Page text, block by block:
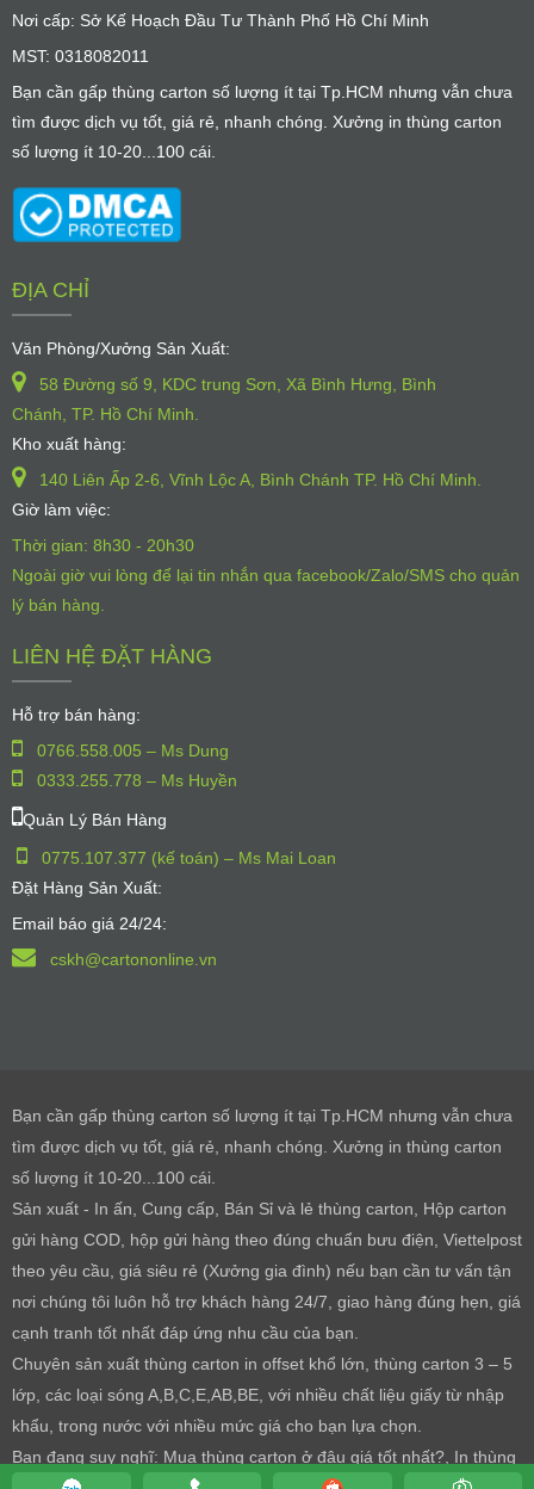
Nơi cấp: Sở Kế Hoạch Đầu Tư Thành Phố Hồ Chí Minh
MST: 0318082011
Bạn cần gấp thùng carton số lượng ít tại Tp.HCM nhưng vẫn chưa
tìm được dịch vụ tốt, giá rẻ, nhanh chóng. Xưởng in thùng carton
số lượng ít 10-20...100 cái.
ĐỊA CHỈ
Văn Phòng/Xưởng Sản Xuất:
58 Đường số 9, KDC trung Sơn, Xã Bình Hưng, Bình
Chánh, TP. Hồ Chí Minh.
Kho xuất hàng:
140 Liên Ấp 2-6, Vĩnh Lộc A, Bình Chánh TP. Hồ Chí Minh.
Giờ làm việc:
Thời gian: 8h30 - 20h30
Ngoài giờ vui lòng để lại tin nhắn qua facebook/Zalo/SMS cho quản
lý bán hàng.
LIÊN HỆ ĐẶT HÀNG
Hỗ trợ bán hàng:
0766.558.005 – Ms Dung
0333.255.778 – Ms Huyền
Quản Lý Bán Hàng
0775.107.377 (kế toán) – Ms Mai Loan
Đặt Hàng Sản Xuất:
Email báo giá 24/24:
cskh@cartononline.vn
Bạn cần gấp thùng carton số lượng ít tại Tp.HCM nhưng vẫn chưa
tìm được dịch vụ tốt, giá rẻ, nhanh chóng. Xưởng in thùng carton
số lượng ít 10-20...100 cái.
Sản xuất - In ấn, Cung cấp, Bán Sỉ và lẻ thùng carton, Hộp carton
gửi hàng COD, hộp gửi hàng theo đúng chuẩn bưu điện, Viettelpost
theo yêu cầu, giá siêu rẻ (Xưởng gia đình) nếu bạn cần tư vấn tận
nơi chúng tôi luôn hỗ trợ khách hàng 24/7, giao hàng đúng hẹn, giá
cạnh tranh tốt nhất đáp ứng nhu cầu của bạn.
Chuyên sản xuất thùng carton in offset khổ lớn, thùng carton 3 – 5
lớp, các loại sóng A,B,C,E,AB,BE, với nhiều chất liệu giấy từ nhập
khẩu, trong nước với nhiều mức giá cho bạn lựa chọn.
Bạn đang suy nghĩ: Mua thùng carton ở đâu giá tốt nhất?, In thùng